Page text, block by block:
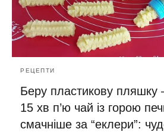
РЕЦЕПТИ
Беру пластикову пляшку
15 хв п’ю чай із горою
смачніше за “еклери”: